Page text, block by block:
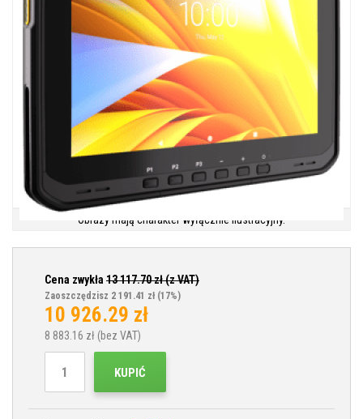
Obrazy mają charakter wyłącznie ilustracyjny.
Cena zwykła 13 117.70zł (z VAT)
Zaoszczędzisz 2 191.41 zł (17%)
10 926.29 zł
8 883.16 zł (bez VAT)
KUPIĆ